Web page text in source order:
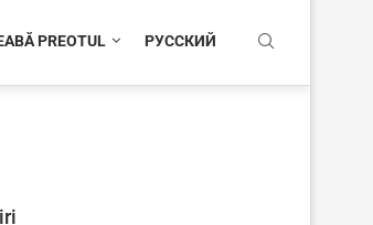
PREOTUL РУССКИЙ